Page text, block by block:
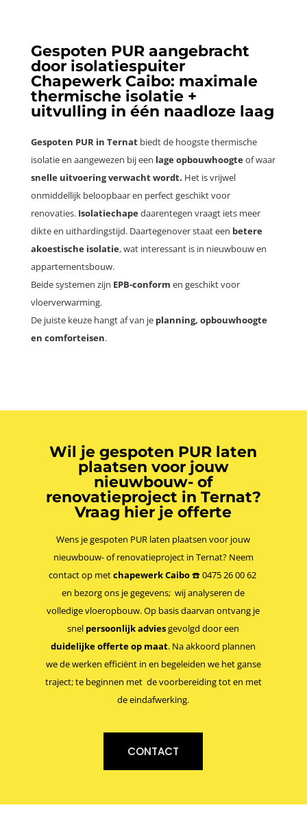
Gespoten PUR aangebracht
door isolatiespuiter
Chapewerk Caibo: maximale
thermische isolatie +
uitvulling in één naadloze laag
Gespoten PUR in Ternatbiedt de hoogste thermische
isolatie en aangewezen bij een lage opbouwhoogteof waar
snelle uitvoering verwacht wordt. Het is vrijwel
onmiddellijk beloopbaar en perfect geschikt voor
renovaties. Isolatiechapedaarentegen vraagt iets meer
dikte en uithardingstijd. Daartegenover staat een betere
akoestische isolatie, wat interessant is in nieuwbouw en
appartementsbouw.
Beide systemen zijn EPB-conform en geschikt voor
vloerverwarming.
De juiste keuze hangt af van je planning, opbouwhoogte
en comforteisen.
Wil je gespoten PUR laten
plaatsen voor jouw
nieuwbouw- of
renovatieproject in Ternat?
Vraag hier je offerte
Wens je gespoten PUR laten plaatsen voor jouw
nieuwbouw- of renovatieproject in Ternat? Neem
contact op metchapewerk Caibo☎️ 0475 26 00 62
en bezorg ons je gegevens; wij analyseren de
volledige vloeropbouw. Op basis daarvan ontvang je
snel persoonlijk adviesgevolgd door een
duidelijke offerte op maat. Na akkoord plannen
we de werken efficiënt in en begeleiden we het ganse
traject; te beginnen met de voorbereiding tot en met
de eindafwerking.
CONTACT